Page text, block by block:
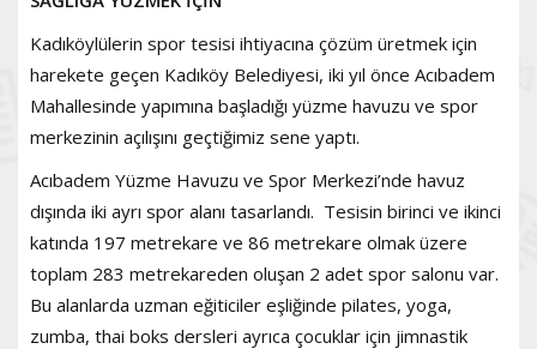
Kadıköylülerin spor tesisi ihtiyacına çözüm üretmek için
harekete geçen Kadıköy Belediyesi, iki yıl önce Acıbadem
Mahallesinde yapımına başladığı yüzme havuzu ve spor
merkezinin açılışını geçtiğimiz sene yaptı.
Acıbadem Yüzme Havuzu ve Spor Merkezi’nde havuz
dışında iki ayrı spor alanı tasarlandı. Tesisin birinci ve ikinci
katında 197 metrekare ve 86 metrekare olmak üzere
toplam 283 metrekareden oluşan 2 adet spor salonu var.
Bu alanlarda uzman eğiticiler eşliğinde pilates, yoga,
zumba, thai boks dersleri ayrıca çocuklar için jimnastik